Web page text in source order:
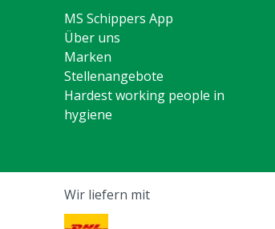
MS Schippers App
Über uns
Marken
Stellenangebote
Hardest working people in
hygiene
Wir liefern mit